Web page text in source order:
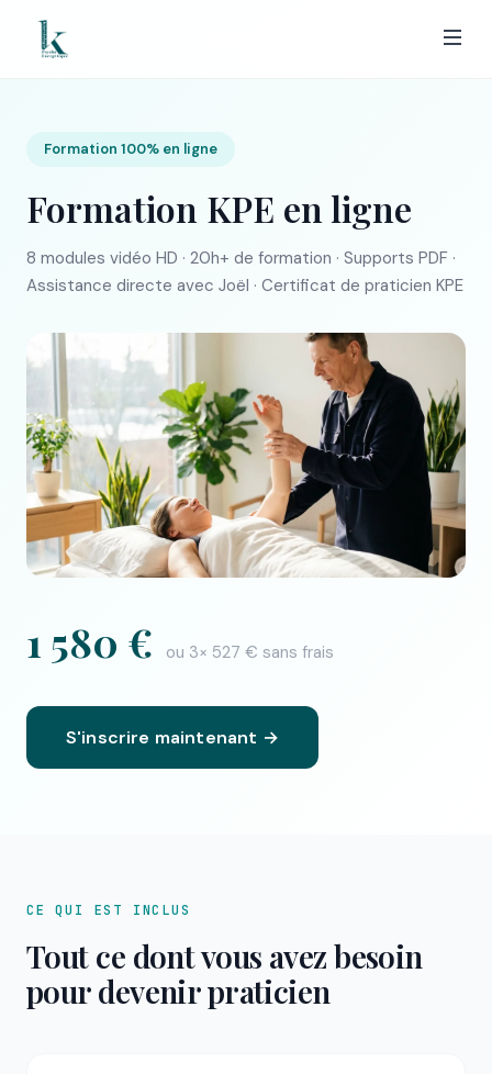
Formation 100% en ligne
Formation KPE en ligne
8 modules vidéo HD · 20h+ de formation · Supports PDF ·
Assistance directe avec Joël · Certificat de praticien KPE
1 580 € ou 3× 527 € sans frais
S'inscrire maintenant →
CE QUI EST INCLUS
Tout ce dont vous avez besoin
pour devenir praticien